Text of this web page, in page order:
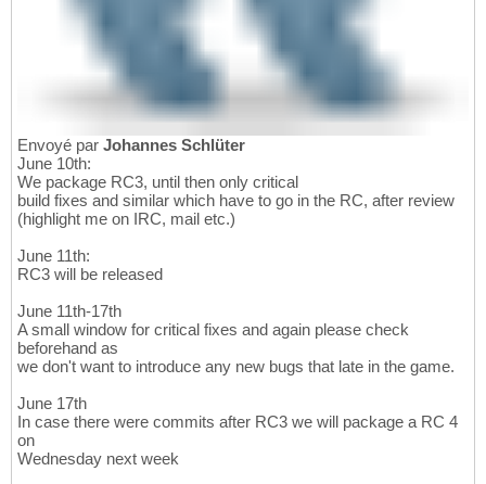
Envoyé par Johannes Schlüter
June 10th:
We package RC3, until then only critical
build fixes and similar which have to go in the RC, after review
(highlight me on IRC, mail etc.)
June 11th:
RC3 will be released
June 11th-17th
A small window for critical fixes and again please check
beforehand as
we don't want to introduce any new bugs that late in the game.
June 17th
In case there were commits after RC3 we will package a RC 4
on
Wednesday next week